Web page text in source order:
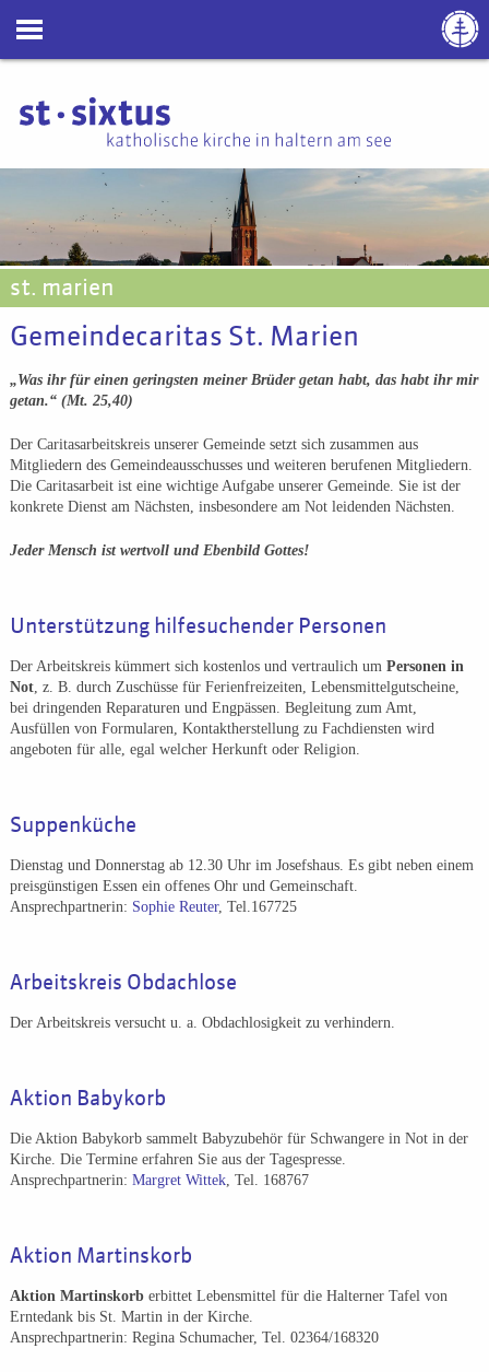
st. marien
Gemeindecaritas St. Marien
„Was ihr für einen geringsten meiner Brüder getan habt, das habt ihr mir
getan.“ (Mt. 25,40)
Der Caritasarbeitskreis unserer Gemeinde setzt sich zusammen aus
Mitgliedern des Gemeindeausschusses und weiteren berufenen Mitgliedern.
Die Caritasarbeit ist eine wichtige Aufgabe unserer Gemeinde. Sie ist der
konkrete Dienst am Nächsten, insbesondere am Not leidenden Nächsten.
Jeder Mensch ist wertvoll und Ebenbild Gottes!
Unterstützung hilfesuchender Personen
Der Arbeitskreis kümmert sich kostenlos und vertraulich um Personen in
Not, z. B. durch Zuschüsse für Ferienfreizeiten, Lebensmittelgutscheine,
bei dringenden Reparaturen und Engpässen. Begleitung zum Amt,
Ausfüllen von Formularen, Kontaktherstellung zu Fachdiensten wird
angeboten für alle, egal welcher Herkunft oder Religion.
Suppenküche
Dienstag und Donnerstag ab 12.30 Uhr im Josefshaus. Es gibt neben einem
preisgünstigen Essen ein offenes Ohr und Gemeinschaft.
Ansprechpartnerin: Sophie Reuter, Tel.167725
Arbeitskreis Obdachlose
Der Arbeitskreis versucht u. a. Obdachlosigkeit zu verhindern.
Aktion Babykorb
Die Aktion Babykorb sammelt Babyzubehör für Schwangere in Not in der
Kirche. Die Termine erfahren Sie aus der Tagespresse.
Ansprechpartnerin: Margret Wittek, Tel. 168767
Aktion Martinskorb
Aktion Martinskorberbittet Lebensmittel für die Halterner Tafel von
Erntedank bis St. Martin in der Kirche.
Ansprechpartnerin: Regina Schumacher, Tel. 02364/168320